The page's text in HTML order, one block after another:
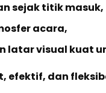
sejak titik masuk,
acara,
latar visual kuat
efektif, dan